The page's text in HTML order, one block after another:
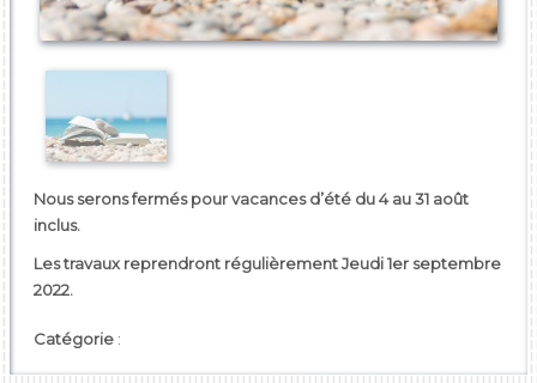
Nous serons fermés pour vacances d’été du 4 au 31 août
inclus.
Les travaux reprendront régulièrement Jeudi 1er septembre
2022.
Catégorie :